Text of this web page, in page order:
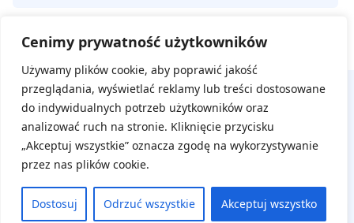
Cenimy prywatność użytkowników
Używamy plików cookie, aby poprawić jakość
przeglądania, wyświetlać reklamy lub treści dostosowane
do indywidualnych potrzeb użytkowników oraz
analizować ruch na stronie. Kliknięcie przycisku
„Akceptuj wszystkie” oznacza zgodę na wykorzystywanie
przez nas plików cookie.
Dostosuj Odrzuć wszystkie Akceptuj wszystko
Na skróty